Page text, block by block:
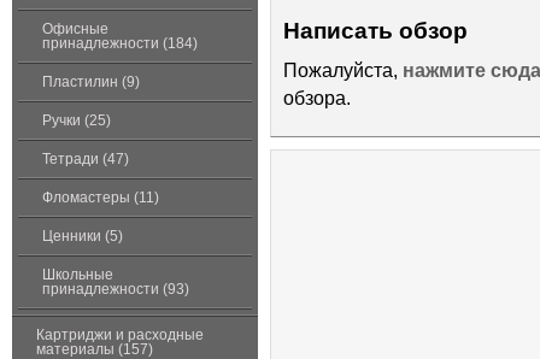
Офисные
принадлежности (184)
Пластилин (9)
Ручки (25)
Тетради (47)
Фломастеры (11)
Ценники (5)
Школьные
принадлежности (93)
Картриджи и расходные
материалы (157)
Написать обзор
Пожалуйста, нажмите сюда
обзора.